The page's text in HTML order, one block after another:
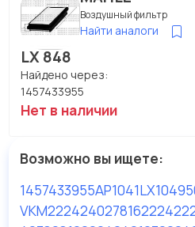
Воздушный фильтр
Найти аналоги
LX 848
Найдено через:
1457433955
Нет в наличии
Возможно вы ищете:
1457433955AP1041LX1049
VKM222424027816222422